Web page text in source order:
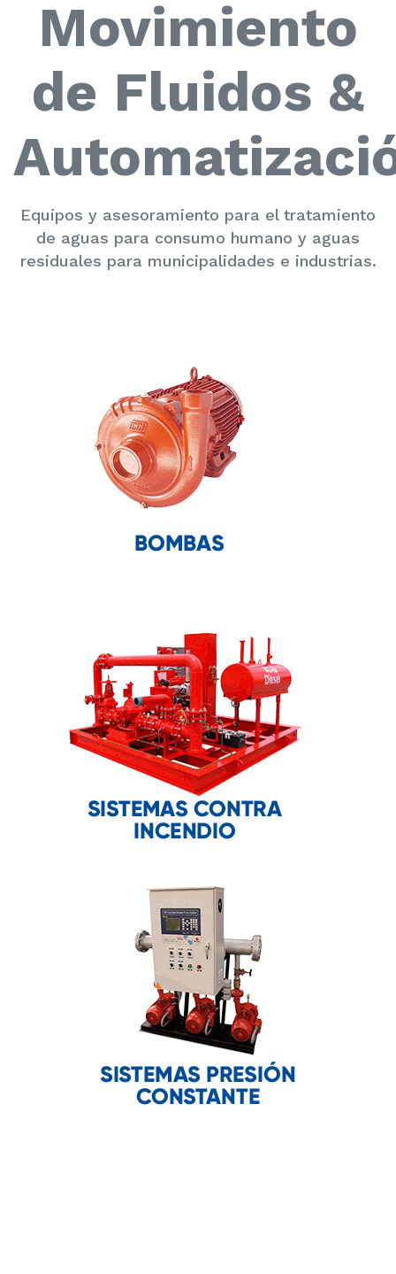
Movimiento
de Fluidos &
Equipos y asesoramiento para el tratamiento
de aguas para consumo humano y aguas
residuales para municipalidades e industrias.